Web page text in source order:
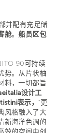
并配有充足储
舱。船员区包
90可持续
势。从片状柚
料，一切都旨
设计工
表示， “更
风格融入了大
新海洋色调的